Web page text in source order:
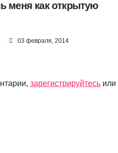
меня как открытую
03 февраля, 2014
зарегистрируйтесь или